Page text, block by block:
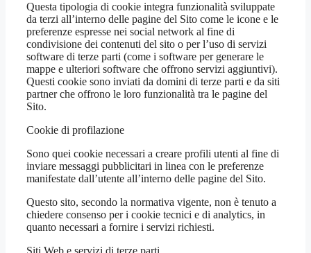
Questa tipologia di cookie integra funzionalità sviluppate
da terzi all’interno delle pagine del Sito come le icone e le
preferenze espresse nei social network al fine di
condivisione dei contenuti del sito o per l’uso di servizi
software di terze parti (come i software per generare le
mappe e ulteriori software che offrono servizi aggiuntivi).
Questi cookie sono inviati da domini di terze parti e da siti
partner che offrono le loro funzionalità tra le pagine del
Sito.
Cookie di profilazione
Sono quei cookie necessari a creare profili utenti al fine di
inviare messaggi pubblicitari in linea con le preferenze
manifestate dall’utente all’interno delle pagine del Sito.
Questo sito, secondo la normativa vigente, non è tenuto a
chiedere consenso per i cookie tecnici e di analytics, in
quanto necessari a fornire i servizi richiesti.